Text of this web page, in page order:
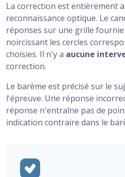
La correction est entièrement
reconnaissance optique. Le
réponses sur une grille
noircissant les cercles
choisies. Il n'y a aucune
correction.
Le barème est précisé sur le
l'épreuve. Une réponse
réponse n'entraîne pas de
indication contraire dans le